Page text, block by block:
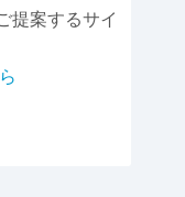
提案するサイ